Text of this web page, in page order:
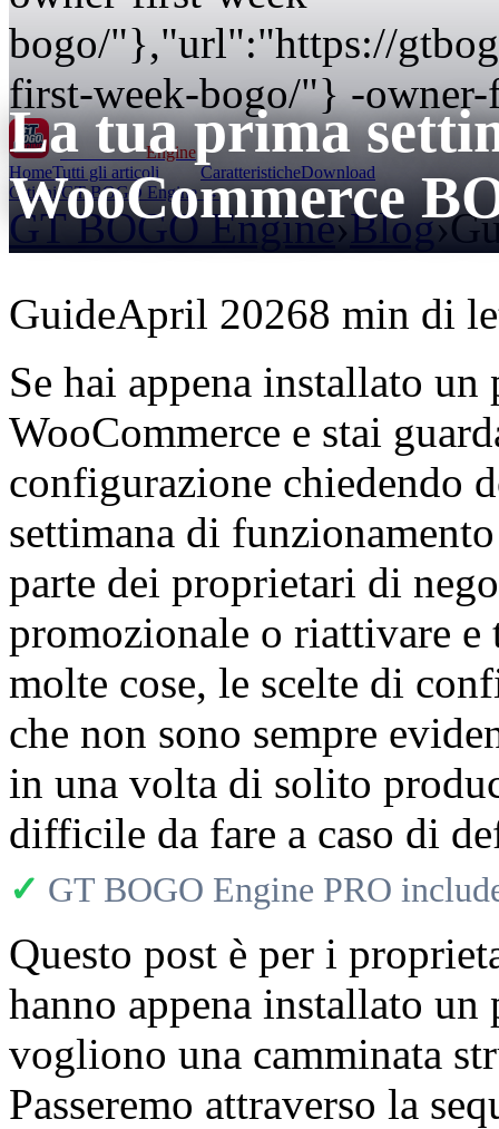
bogo/"},"url":"https://
first-week-bogo/"} -
GT BOGOEngine
HomeTutti gli articoli CaratteristicheDownload
Ottieni GT BOGO Engine →
GT BOGO Engine›Blog›
La tua prima
WooCommerce
GuideApril 20268 min di
Se hai appena installato
WooCommerce e stai
configurazione chiedendo
settimana di
parte dei proprietari di
promozionale o riattivare
molte cose, le scelte di
che non sono sempre
in una volta di solito
difficile da fare a caso di
✓ GT BOGO Engine PRO
Questo post è per i
hanno appena installato
vogliono una camminata
Passeremo attraverso la